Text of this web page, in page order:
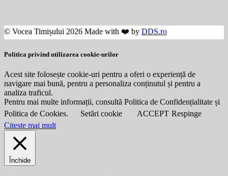
© Vocea Timișului 2026 Made with ❤️ by DDS.ro
Politica privind utilizarea cookie-urilor
Acest site folosește cookie-uri pentru a oferi o experiență de
navigare mai bună, pentru a personaliza conținutul și pentru a
analiza traficul.
Pentru mai multe informații, consultă Politica de Confidențialitate și
Politica de Cookies.
Setări cookie ACCEPT Respinge
Citeste mai mult
Închide